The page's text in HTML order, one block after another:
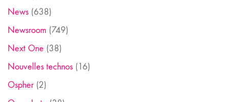
News (638)
Newsroom (749)
Next One (38)
Nouvelles technos (16)
Ospher(2)